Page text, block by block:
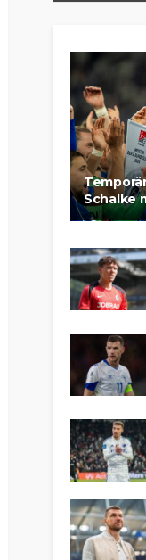
Schalke